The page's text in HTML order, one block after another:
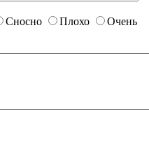
Сносно Плохо
Очень